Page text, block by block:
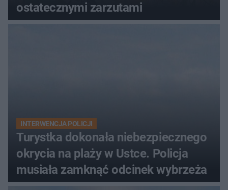
ostatecznymi zarzutami
INTERWENCJA POLICJI
Turystka dokonała niebezpiecznego
okrycia na plaży w Ustce. Policja
musiała zamknąć odcinek wybrzeża